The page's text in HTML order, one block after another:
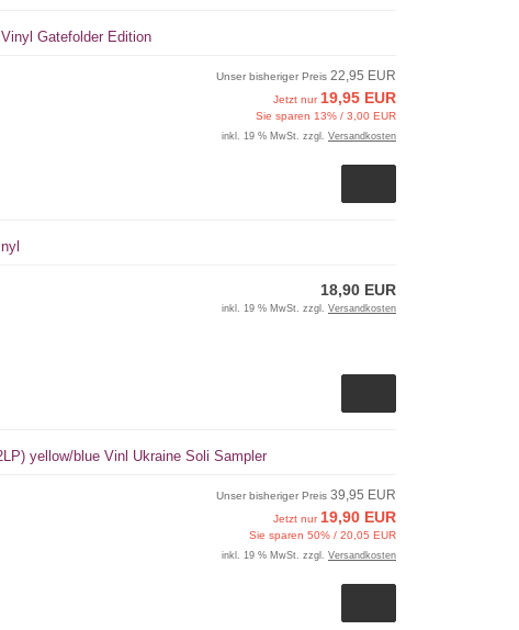
Gatefolder Edition
Unser bisheriger Preis 22,95 EUR
Jetzt nur19,95 EUR
Sie sparen 13% / 3,00 EUR
inkl. 19 % MwSt. zzgl. Versandkosten
18,90 EUR
inkl. 19 % MwSt. zzgl. Versandkosten
yellow/blue Vinl Ukraine Soli Sampler
Unser bisheriger Preis 39,95 EUR
Jetzt nur19,90 EUR
Sie sparen 50% / 20,05 EUR
inkl. 19 % MwSt. zzgl. Versandkosten